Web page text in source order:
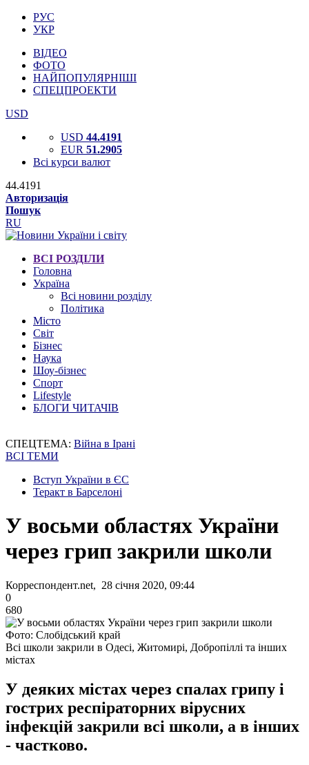
РУС
УКР
ВІДЕО
ФОТО
НАЙПОПУЛЯРНІШІ
СПЕЦПРОЕКТИ
USD
USD 44.4191
EUR 51.2905
Всі курси валют
44.4191
Авторизація
Пошук
RU
ВСІ РОЗДІЛИ
Головна
Україна
Всі новини розділу
Політика
Місто
Світ
Бізнес
Наука
Шоу-бізнес
Спорт
Lifestyle
БЛОГИ ЧИТАЧІВ
СПЕЦТЕМА: Війна в Ірані
ВСІ ТЕМИ
Вступ України в ЄС
Теракт в Барселоні
У восьми областях України
через грип закрили школи
Корреспондент.net, 28 січня 2020, 09:44
0
680
Фото: Слобідський край
Всі школи закрили в Одесі, Житомирі, Добропіллі та інших
містах
У деяких містах через спалах грипу і
гострих респіраторних вірусних
інфекцій закрили всі школи, а в інших
- частково.